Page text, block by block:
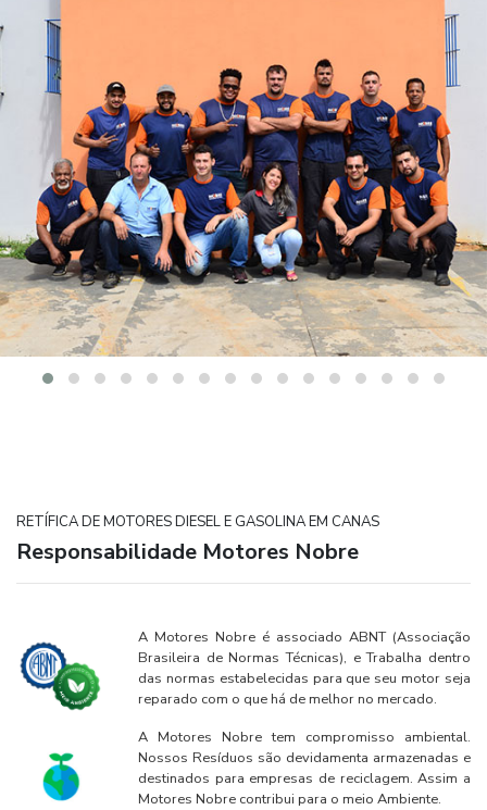
RETÍFICA DE MOTORES DIESEL E GASOLINA EM CANAS
Responsabilidade Motores Nobre
A Motores Nobre é associado ABNT (Associação
Brasileira de Normas Técnicas), e Trabalha dentro
das normas estabelecidas para que seu motor seja
reparado com o que há de melhor no mercado.
A Motores Nobre tem compromisso ambiental.
Nossos Resíduos são devidamenta armazenadas e
destinados para empresas de reciclagem. Assim a
Motores Nobre contribui para o meio Ambiente.